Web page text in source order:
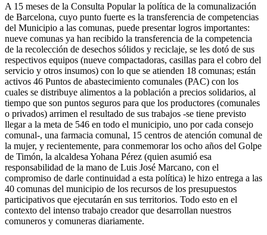
A 15 meses de la Consulta Popular la política de la comunalización
de Barcelona, cuyo punto fuerte es la transferencia de competencias
del Municipio a las comunas, puede presentar logros importantes:
nueve comunas ya han recibido la transferencia de la competencia
de la recolección de desechos sólidos y reciclaje, se les dotó de sus
respectivos equipos (nueve compactadoras, casillas para el cobro del
servicio y otros insumos) con lo que se atienden 18 comunas; están
activos 46 Puntos de abastecimiento comunales (PAC) con los
cuales se distribuye alimentos a la población a precios solidarios, al
tiempo que son puntos seguros para que los productores (comunales
o privados) arrimen el resultado de sus trabajos -se tiene previsto
llegar a la meta de 546 en todo el municipio, uno por cada consejo
comunal-, una farmacia comunal, 15 centros de atención comunal de
la mujer, y recientemente, para conmemorar los ocho años del Golpe
de Timón, la alcaldesa Yohana Pérez (quien asumió esa
responsabilidad de la mano de Luis José Marcano, con el
compromiso de darle continuidad a esta política) le hizo entrega a las
40 comunas del municipio de los recursos de los presupuestos
participativos que ejecutarán en sus territorios. Todo esto en el
contexto del intenso trabajo creador que desarrollan nuestros
comuneros y comuneras diariamente.